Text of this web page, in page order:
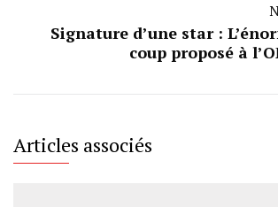
Signature d’une star :
coup proposé à
Articles associés